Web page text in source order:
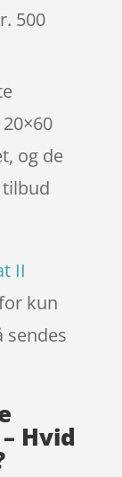
500
og de
II
kun
sendes
Hvid